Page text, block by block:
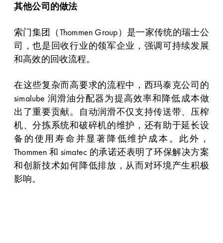
其他公司的做法
索门集团（Thommen Group）是一家传统的瑞士公
司，也是回收行业的领军企业，强调可持续发展
和高效的回收流程。
在这些复杂而高要求的流程中，西玛泰克公司的
simalube 润滑油分配器为提高效率和降低成本做
出了重要贡献。自动润滑不仅支持传送带、压榨
机、分拣系统和破碎机的维护，还有助于延长设
备的使用寿命并显著降低维护成本。此外，
Thommen 和 simatec 的承诺还表明了环保解决方案
和创新技术如何降低排放，从而对环境产生积极
影响。